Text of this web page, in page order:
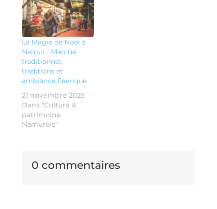
La Magie de Noël à
Namur : Marché
traditionnel,
traditions et
ambiance Féerique
21 novembre 2025
Dans "Culture &
patrimoine
Namurois"
0 commentaires